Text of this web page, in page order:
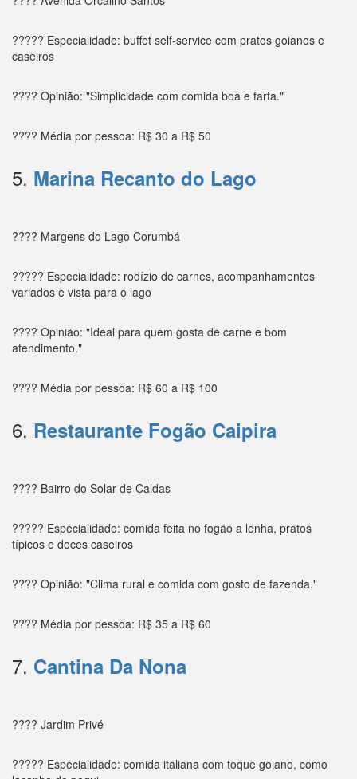
????? Especialidade: buffet self-service com pratos goianos e
caseiros
???? Opinião: "Simplicidade com comida boa e farta."
???? Média por pessoa: R$ 30 a R$ 50
5. Marina Recanto do Lago
???? Margens do Lago Corumbá
????? Especialidade: rodízio de carnes, acompanhamentos
variados e vista para o lago
???? Opinião: "Ideal para quem gosta de carne e bom
atendimento."
???? Média por pessoa: R$ 60 a R$ 100
6. Restaurante Fogão Caipira
???? Bairro do Solar de Caldas
????? Especialidade: comida feita no fogão a lenha, pratos
típicos e doces caseiros
???? Opinião: "Clima rural e comida com gosto de fazenda."
???? Média por pessoa: R$ 35 a R$ 60
7. Cantina Da Nona
???? Jardim Privé
????? Especialidade: comida italiana com toque goiano, como